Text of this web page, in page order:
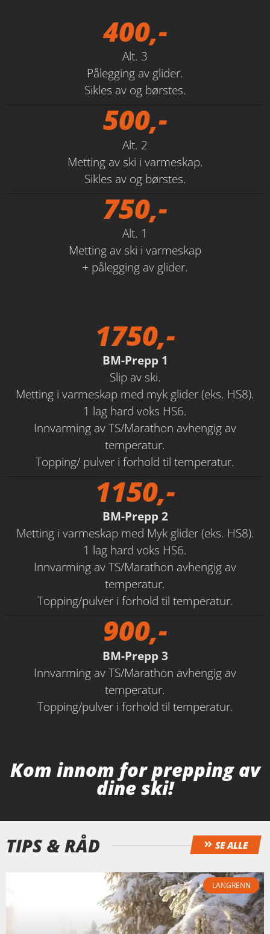
400,-
Alt. 3
Pålegging av glider.
Sikles av og børstes.
500,-
Alt. 2
Metting av ski i varmeskap.
Sikles av og børstes.
750,-
Alt. 1
Metting av ski i varmeskap
+ pålegging av glider.
1750,-
BM-Prepp 1
Slip av ski.
Metting i varmeskap med myk glider (eks. HS8).
1 lag hard voks HS6.
Innvarming av TS/Marathon avhengig av
temperatur.
Topping/ pulver i forhold til temperatur.
1150,-
BM-Prepp 2
Metting i varmeskap med Myk glider (eks. HS8).
1 lag hard voks HS6.
Innvarming av TS/Marathon avhengig av
temperatur.
Topping/pulver i forhold til temperatur.
900,-
BM-Prepp 3
Innvarming av TS/Marathon avhengig av
temperatur.
Topping/pulver i forhold til temperatur.
Kom innom for prepping av
dine ski!
TIPS & RÅD SE ALLE
LANGRENN